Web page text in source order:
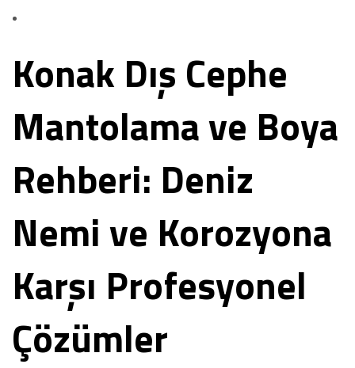
Konak Dış Cephe
Mantolama ve Boya
Rehberi: Deniz
Nemi ve Korozyona
Karşı Profesyonel
Çözümler